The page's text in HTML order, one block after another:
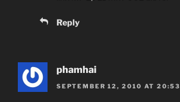
Reply
phamhai
SEPTEMBER 12, 2010 AT 20:53